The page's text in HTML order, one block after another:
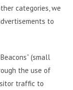
categories, we
to
(small
the use of
traffic to